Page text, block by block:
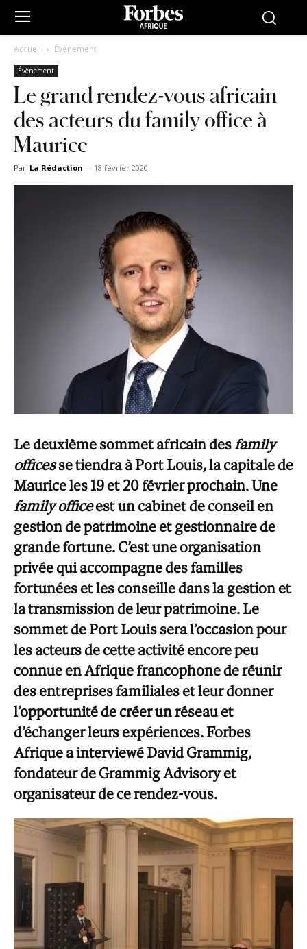
Accueil Évènement
Évènement
Le grand rendez-vous africain
des acteurs du family office à
Maurice
Par La Rédaction - 18 février 2020
Le deuxième sommet africain des family
officesse tiendra à Port Louis, la capitale de
Maurice les 19 et 20 février prochain. Une
family officeest un cabinet de conseil en
gestion de patrimoine et gestionnaire de
grande fortune. C’est une organisation
privée qui accompagne des familles
fortunées et les conseille dans la gestion et
la transmission de leur patrimoine. Le
sommet de Port Louis sera l’occasion pour
les acteurs de cette activité encore peu
connue en Afrique francophone de réunir
des entreprises familiales et leur donner
l’opportunité de créer un réseau et
d’échanger leurs expériences. Forbes
Afrique a interviewé David Grammig,
fondateur de Grammig Advisory et
organisateur de ce rendez-vous.